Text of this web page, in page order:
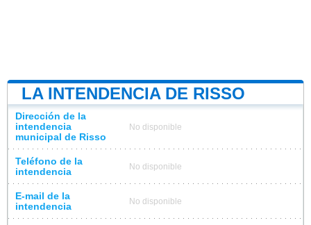
LA INTENDENCIA DE RISSO
Dirección de la
intendencia
municipal de Risso
No disponible
Teléfono de la
intendencia
No disponible
E-mail de la
intendencia
No disponible